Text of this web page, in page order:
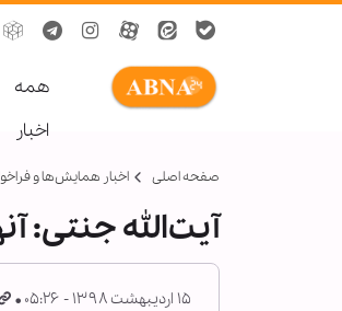
همه
اخبار
صفحه اصلی اخبار همايش‌ها و
آیت‌الله جنتی:‌
۱۵ اردیبهشت ۱۳۹۸ - ۰۵:۲۶